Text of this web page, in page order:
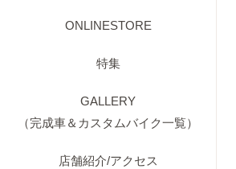
ONLINESTORE
特集
GALLERY
（完成車＆カスタムバイク一覧）
店舗紹介/アクセス